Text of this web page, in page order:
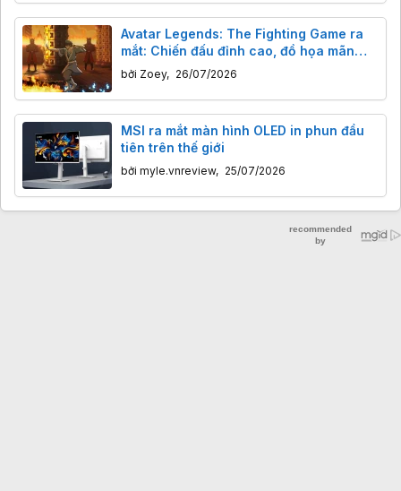
Avatar Legends: The Fighting Game ra
mắt: Chiến đấu đỉnh cao, đồ họa mãn
nhãn nhưng còn thiếu gì?
bởi Zoey, 26/07/2026
MSI ra mắt màn hình OLED in phun đầu
tiên trên thế giới
bởi myle.vnreview, 25/07/2026